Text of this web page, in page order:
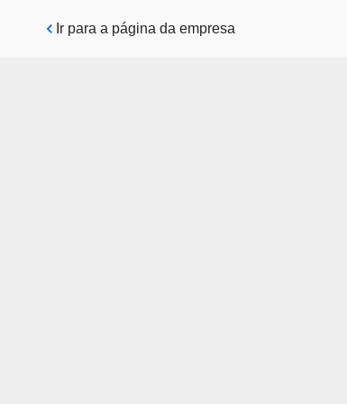
Pular para o conteúdo principal
Ir para a página da empresa